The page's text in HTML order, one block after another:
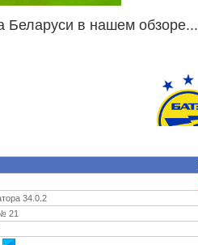
Беларуси в нашем обзоре...
34.0.2
21